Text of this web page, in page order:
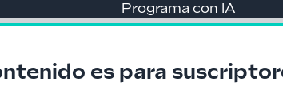
es para
Programa con IA
Cursos gratis